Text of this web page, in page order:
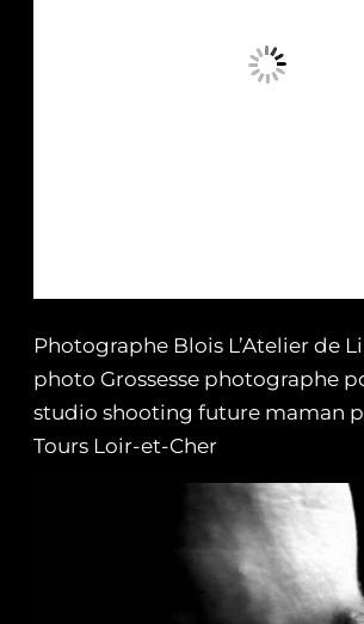
Photographe Blois L’Atelier de
photo Grossesse photographe
studio shooting future maman
Tours Loir-et-Cher